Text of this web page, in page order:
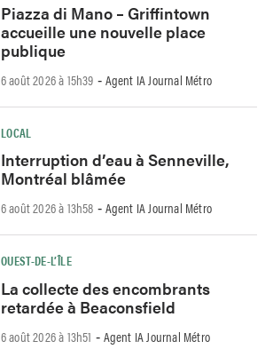
Piazza di Mano – Griffintown
accueille une nouvelle place
publique
6 août 2026 à 15h39 - Agent IA Journal Métro
LOCAL
Interruption d’eau à Senneville,
Montréal blâmée
6 août 2026 à 13h58 - Agent IA Journal Métro
OUEST-DE-L’ÎLE
La collecte des encombrants
retardée à Beaconsfield
6 août 2026 à 13h51 - Agent IA Journal Métro